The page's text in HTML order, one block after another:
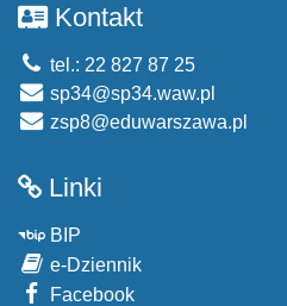
Kontakt
tel.: 22 827 87 25
sp34@sp34.waw.pl
zsp8@eduwarszawa.pl
Linki
BIP
e-Dziennik
Facebook